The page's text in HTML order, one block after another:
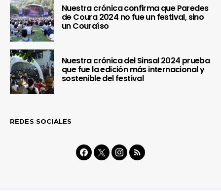
Nuestra crónica confirma que Paredes
de Coura 2024 no fue un festival, sino
un Couraíso
Nuestra crónica del Sinsal 2024 prueba
que fue la edición más internacional y
sostenible del festival
REDES SOCIALES